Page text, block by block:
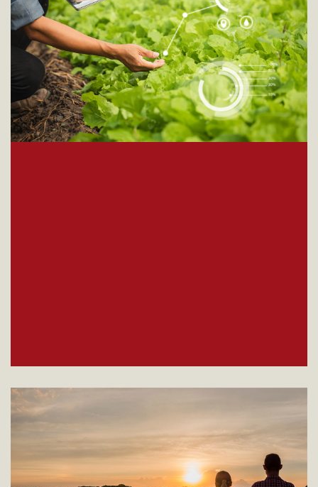
Mission
Satisfaire les besoins de ses clients par la
recherche des meilleures matières premières,
des systèmes innnovants et un support
technique, commercial et marketing adéquat. La